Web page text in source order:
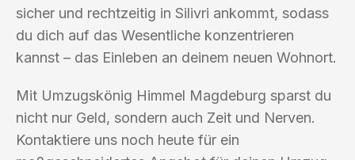
sicher und rechtzeitig in Silivri ankommt, sodass
du dich auf das Wesentliche konzentrieren
kannst – das Einleben an deinem neuen Wohnort.
Mit Umzugskönig Himmel Magdeburg sparst du
nicht nur Geld, sondern auch Zeit und Nerven.
Kontaktiere uns noch heute für ein